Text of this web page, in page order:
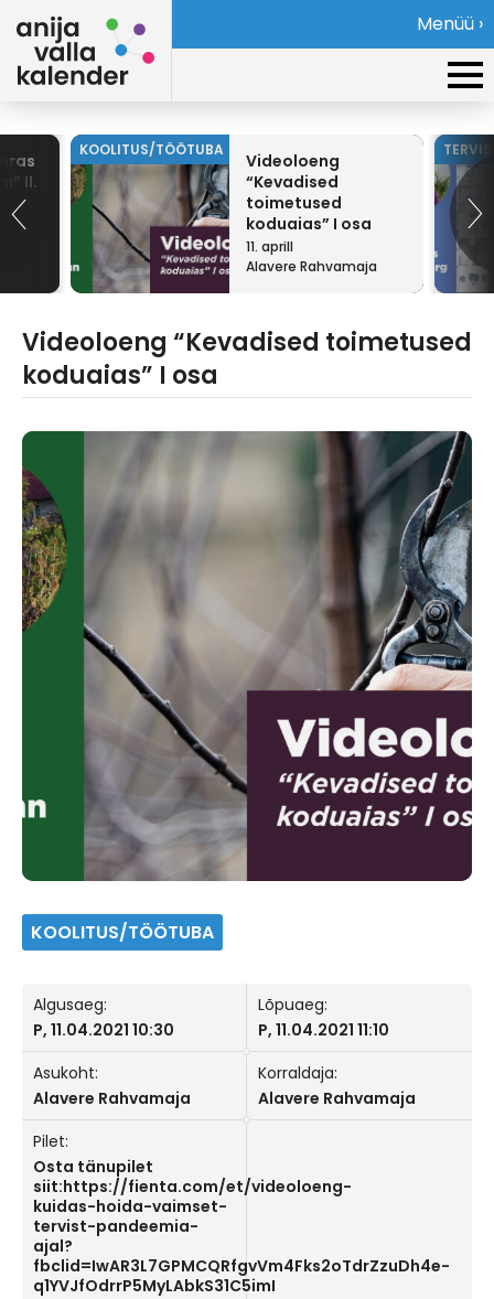
Menüü ›
II.
KOOLITUS/TÖÖTUBA
Videoloeng
“Kevadised
toimetused
koduaias” I osa
11. aprill
Alavere Rahvamaja
Videoloeng “Kevadised toimetused
koduaias” I osa
KOOLITUS/TÖÖTUBA
Algusaeg:
P, 11.04.2021 10:30
Lõpuaeg:
P, 11.04.2021 11:10
Asukoht:
Alavere Rahvamaja
Korraldaja:
Alavere Rahvamaja
Pilet:
Osta tänupilet
siit:https://fienta.com/et/videoloeng-
kuidas-hoida-vaimset-
tervist-pandeemia-
ajal?
fbclid=IwAR3L7GPMCQRfgvVm4Fks2oTdrZzuDh4e-
q1YVJfOdrrP5MyLAbkS31C5imI